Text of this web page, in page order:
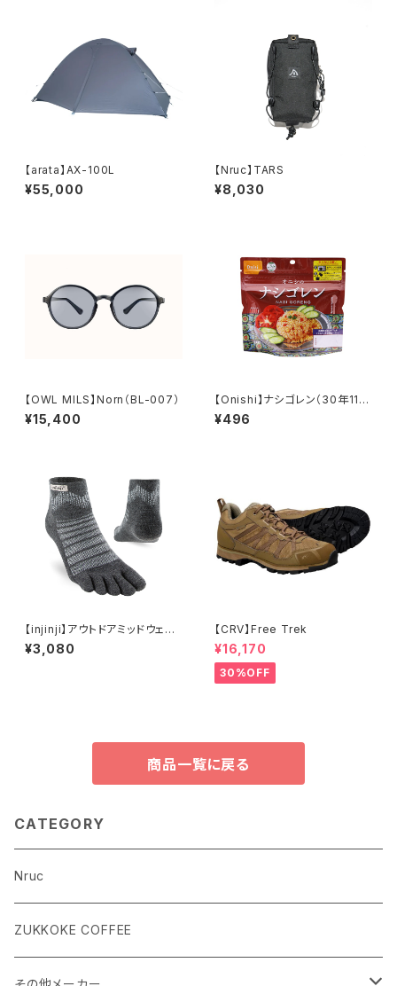
【arata】AX-100L
¥55,000
【Nruc】TARS
¥8,030
【OWL MILS】Norn（BL-007）
¥15,400
【Onishi】ナシゴレン（30年11
月）
¥496
【injinji】アウトドアミッドウェイ
トミニクルーウール
¥3,080
【CRV】Free Trek
¥16,170
30%OFF
商品一覧に戻る
CATEGORY
Nruc
ZUKKOKE COFFEE